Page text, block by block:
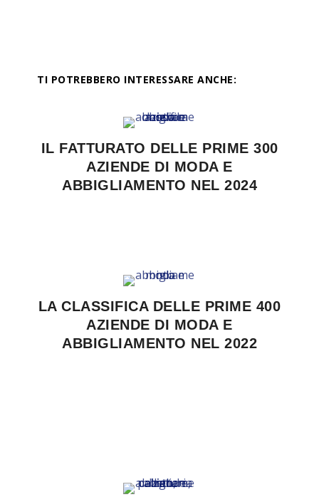
TI POTREBBERO INTERESSARE ANCHE:
IL FATTURATO DELLE PRIME 300
AZIENDE DI MODA E
ABBIGLIAMENTO NEL 2024
LA CLASSIFICA DELLE PRIME 400
AZIENDE DI MODA E
ABBIGLIAMENTO NEL 2022